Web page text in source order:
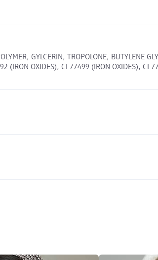
GYLCERIN, TROPOLONE, BUTYLENE
(IRON OXIDES), CI 77499 (IRON OXIDES),